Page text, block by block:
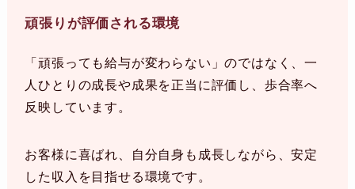
頑張りが評価される環境
「頑張っても給与が変わらない」のではなく、一
人ひとりの成長や成果を正当に評価し、歩合率へ
反映しています。
お客様に喜ばれ、自分自身も成長しながら、安定
した収入を目指せる環境です。